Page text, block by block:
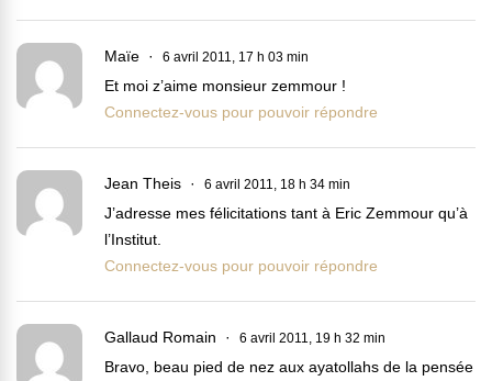
Maïe 6 avril 2011, 17 h 03 min
Et moi z’aime monsieur zemmour !
Connectez-vous pour pouvoir répondre
Jean Theis 6 avril 2011, 18 h 34 min
J’adresse mes félicitations tant à Eric Zemmour qu’à
l’Institut.
Connectez-vous pour pouvoir répondre
Gallaud Romain 6 avril 2011, 19 h 32 min
Bravo, beau pied de nez aux ayatollahs de la pensée